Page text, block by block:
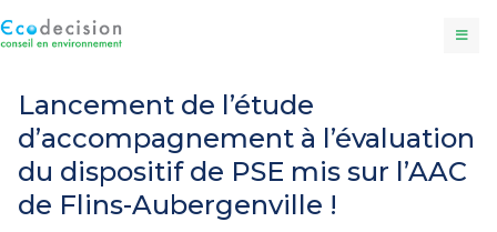
Lancement de l’étude
d’accompagnement à l’évaluation
du dispositif de PSE mis sur l’AAC
de Flins-Aubergenville !